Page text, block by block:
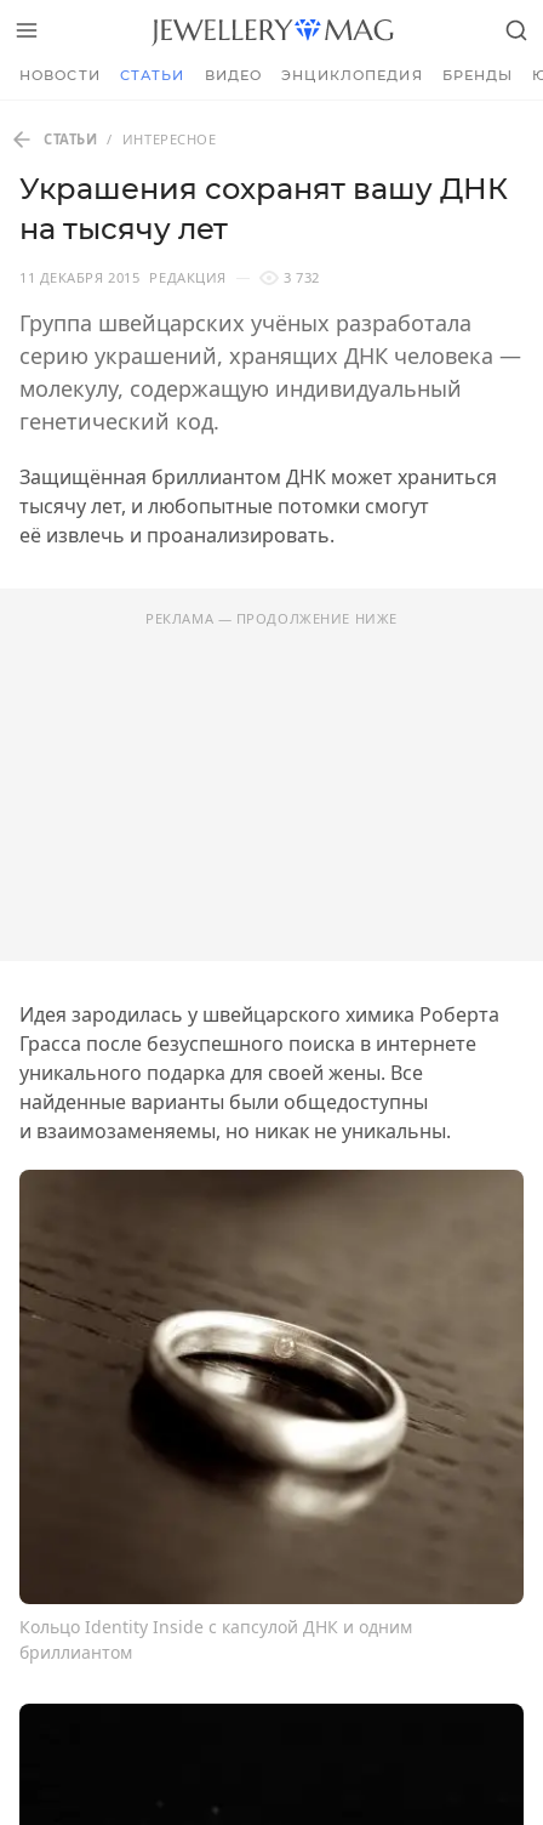
НОВОСТИ СТАТЬИ ВИДЕО ЭНЦИКЛОПЕДИЯ БРЕНДЫ
СТАТЬИ / ИНТЕРЕСНОЕ
Украшения сохранят вашу ДНК
на тысячу лет
11 ДЕКАБРЯ 2015 РЕДАКЦИЯ 3 732
Группа швейцарских учёных разработала
серию украшений, хранящих ДНК человека —
молекулу, содержащую индивидуальный
генетический код.
Защищённая бриллиантом ДНК может храниться
тысячу лет, и любопытные потомки смогут
её извлечь и проанализировать.
РЕКЛАМА — ПРОДОЛЖЕНИЕ НИЖЕ
Идея зародилась у швейцарского химика Роберта
Грасса после безуспешного поиска в интернете
уникального подарка для своей жены. Все
найденные варианты были общедоступны
и взаимозаменяемы, но никак не уникальны.
Кольцо Identity Inside с капсулой ДНК и одним
бриллиантом